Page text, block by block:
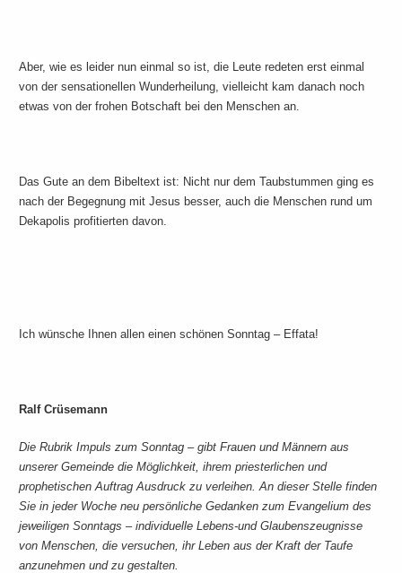
Aber, wie es leider nun einmal so ist, die Leute redeten erst einmal
von der sensationellen Wunderheilung, vielleicht kam danach noch
etwas von der frohen Botschaft bei den Menschen an.
Das Gute an dem Bibeltext ist: Nicht nur dem Taubstummen ging es
nach der Begegnung mit Jesus besser, auch die Menschen rund um
Dekapolis profitierten davon.
Ich wünsche Ihnen allen einen schönen Sonntag – Effata!
Ralf Crüsemann
Die Rubrik Impuls zum Sonntag – gibt Frauen und Männern aus
unserer Gemeinde die Möglichkeit, ihrem priesterlichen und
prophetischen Auftrag Ausdruck zu verleihen. An dieser Stelle finden
Sie in jeder Woche neu persönliche Gedanken zum Evangelium des
jeweiligen Sonntags – individuelle Lebens-und Glaubenszeugnisse
von Menschen, die versuchen, ihr Leben aus der Kraft der Taufe
anzunehmen und zu gestalten.